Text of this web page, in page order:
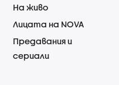
На живо
Лицата на NOVA
Предавания и
сериали